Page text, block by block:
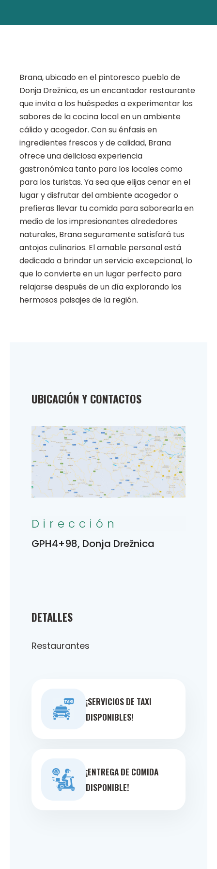
Brana, ubicado en el pintoresco pueblo de
Donja Drežnica, es un encantador restaurante
que invita a los huéspedes a experimentar los
sabores de la cocina local en un ambiente
cálido y acogedor. Con su énfasis en
ingredientes frescos y de calidad, Brana
ofrece una deliciosa experiencia
gastronómica tanto para los locales como
para los turistas. Ya sea que elijas cenar en el
lugar y disfrutar del ambiente acogedor o
prefieras llevar tu comida para saborearla en
medio de los impresionantes alrededores
naturales, Brana seguramente satisfará tus
antojos culinarios. El amable personal está
dedicado a brindar un servicio excepcional, lo
que lo convierte en un lugar perfecto para
relajarse después de un día explorando los
hermosos paisajes de la región.
DETALLES
Restaurantes
¡SERVICIOS DE TAXI
DISPONIBLES!
¡ENTREGA DE COMIDA
DISPONIBLE!
UBICACIÓN Y CONTACTOS
Dirección
GPH4+98, Donja Drežnica